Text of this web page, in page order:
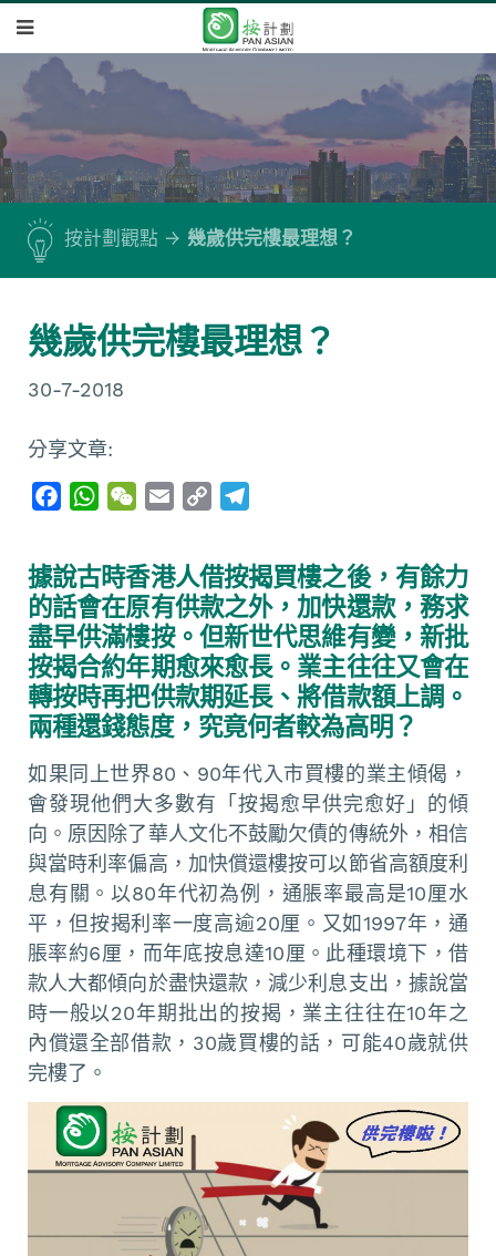
按計劃觀點 幾歲供完樓最理想？
幾歲供完樓最理想？
30-7-2018
分享文章:
e
b
o
o
k
W
t
s
A
p
p
W
h
a
t
i
l
y
L
i
n
k
e
g
r
a
m
據說古時香港人借按揭買樓之後，有餘力
的話會在原有供款之外，加快還款，務求
盡早供滿樓按。但新世代思維有變，新批
按揭合約年期愈來愈長。業主往往又會在
轉按時再把供款期延長、將借款額上調。
兩種還錢態度，究竟何者較為高明？
如果同上世界80、90年代入市買樓的業主傾偈，
會發現他們大多數有「按揭愈早供完愈好」的傾
向。原因除了華人文化不鼓勵欠債的傳統外，相信
與當時利率偏高，加快償還樓按可以節省高額度利
息有關。以80年代初為例，通脹率最高是10厘水
平，但按揭利率一度高逾20厘。又如1997年，通
脹率約6厘，而年底按息達10厘。此種環境下，借
款人大都傾向於盡快還款，減少利息支出，據說當
時一般以20年期批出的按揭，業主往往在10年之
內償還全部借款，30歲買樓的話，可能40歲就供
完樓了。